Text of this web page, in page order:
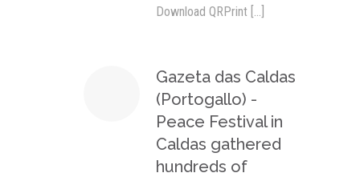
Download QRPrint [...]
Gazeta das Caldas
(Portogallo) -
Peace Festival in
Caldas gathered
hundreds of